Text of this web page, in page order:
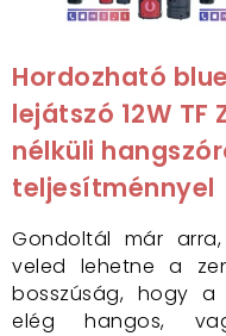
Hordozható
lejátszó 12W
nélküli
teljesítménnyel
Gondoltál már
veled lehetne a
bosszúság, hogy a
elég hangos,